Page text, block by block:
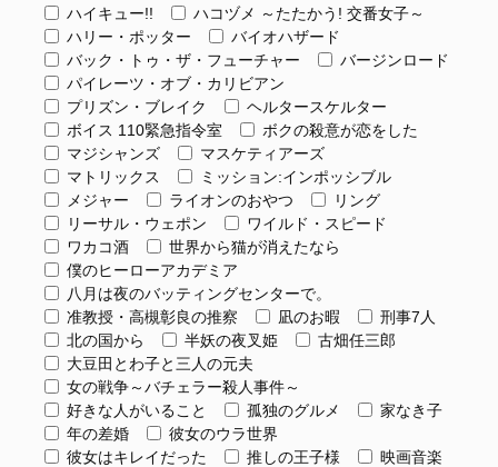
ハイキュー!!
ハコヅメ ～たたかう! 交番女子～
ハリー・ポッター
バイオハザード
バック・トゥ・ザ・フューチャー
バージンロード
パイレーツ・オブ・カリビアン
プリズン・ブレイク
ヘルタースケルター
ボイス 110緊急指令室
ボクの殺意が恋をした
マジシャンズ
マスケティアーズ
マトリックス
ミッション:インポッシブル
メジャー
ライオンのおやつ
リング
リーサル・ウェポン
ワイルド・スピード
ワカコ酒
世界から猫が消えたなら
僕のヒーローアカデミア
八月は夜のバッティングセンターで。
准教授・高槻彰良の推察
凪のお暇
刑事7人
北の国から
半妖の夜叉姫
古畑任三郎
大豆田とわ子と三人の元夫
女の戦争～バチェラー殺人事件～
好きな人がいること
孤独のグルメ
家なき子
年の差婚
彼女のウラ世界
彼女はキレイだった
推しの王子様
映画音楽